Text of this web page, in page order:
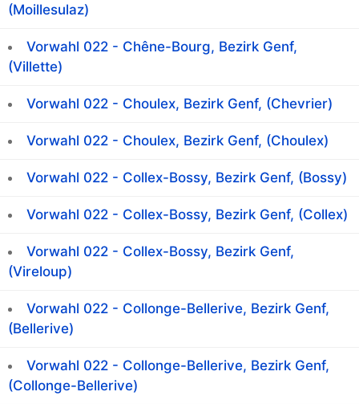
(Moillesulaz)
Vorwahl 022 - Chêne-Bourg, Bezirk Genf,
(Villette)
Vorwahl 022 - Choulex, Bezirk Genf, (Chevrier)
Vorwahl 022 - Choulex, Bezirk Genf, (Choulex)
Vorwahl 022 - Collex-Bossy, Bezirk Genf, (Bossy)
Vorwahl 022 - Collex-Bossy, Bezirk Genf, (Collex)
Vorwahl 022 - Collex-Bossy, Bezirk Genf,
(Vireloup)
Vorwahl 022 - Collonge-Bellerive, Bezirk Genf,
(Bellerive)
Vorwahl 022 - Collonge-Bellerive, Bezirk Genf,
(Collonge-Bellerive)